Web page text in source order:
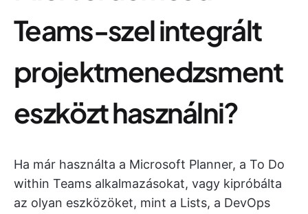
Teams-szel integrált
projektmenedzsment
eszközt használni?
Ha már használta a Microsoft Planner, a To Do
within Teams alkalmazásokat, vagy kipróbálta
az olyan eszközöket, mint a Lists, a DevOps